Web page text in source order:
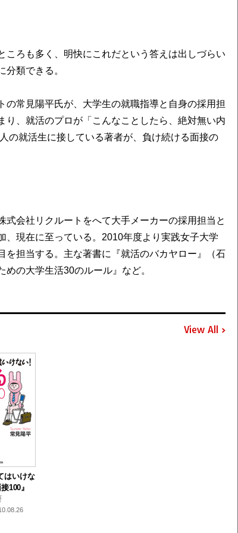
ろも多く、明快にこれだという答えは出しづらい
類できる。
常見陽平氏が、大学生の就職指導と自身の採用担
、就活のプロが「こんなことしたら、絶対無い内
の就活生に接している著者が、負け続ける面接の
会社リクルートをへて大手メーカーの採用担当と
現在に至っている。2010年度より実践女子大学
担当する。主な著書に『就活のバカヤロー』（石
の大学生活30のルール』など。
View All
はいけな
100』